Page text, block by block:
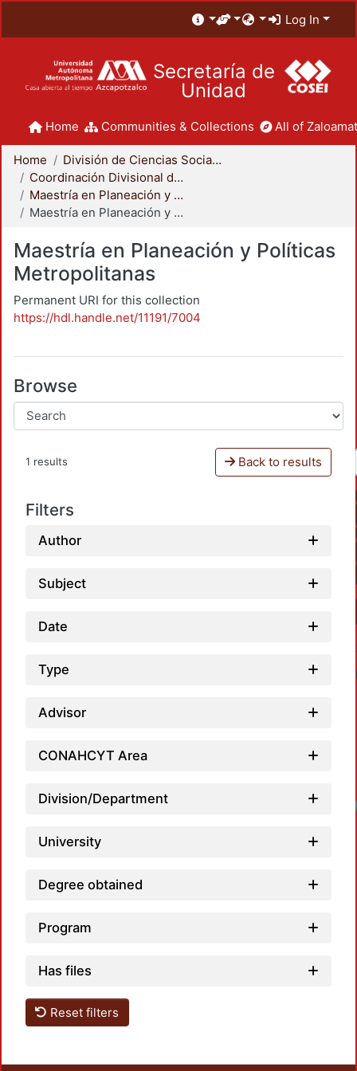
Log In
Secretaría de
Unidad
Home Communities & Collections All of
Home
División de Ciencias Sociales y Humanidades
Coordinación Divisional de Posgrado
Maestría en Planeación y Políticas Metropolitanas
Maestría en Planeación y Políticas Metropolitanas
Maestría en Planeación y Políticas
Metropolitanas
Permanent URI for this collection
https://hdl.handle.net/11191/7004
Browse
1 results Back to results
Filters
Author
Subject
Date
Type
Advisor
CONAHCYT Area
Division/Department
University
Degree obtained
Program
Has files
Reset filters